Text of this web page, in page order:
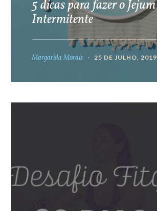
5 dicas para fazer o Jejum
Intermitente
Margarida Morais 25 DE JULHO, 2019